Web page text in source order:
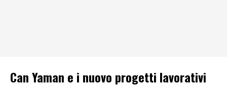
Can Yaman e i nuovo progetti lavorativi